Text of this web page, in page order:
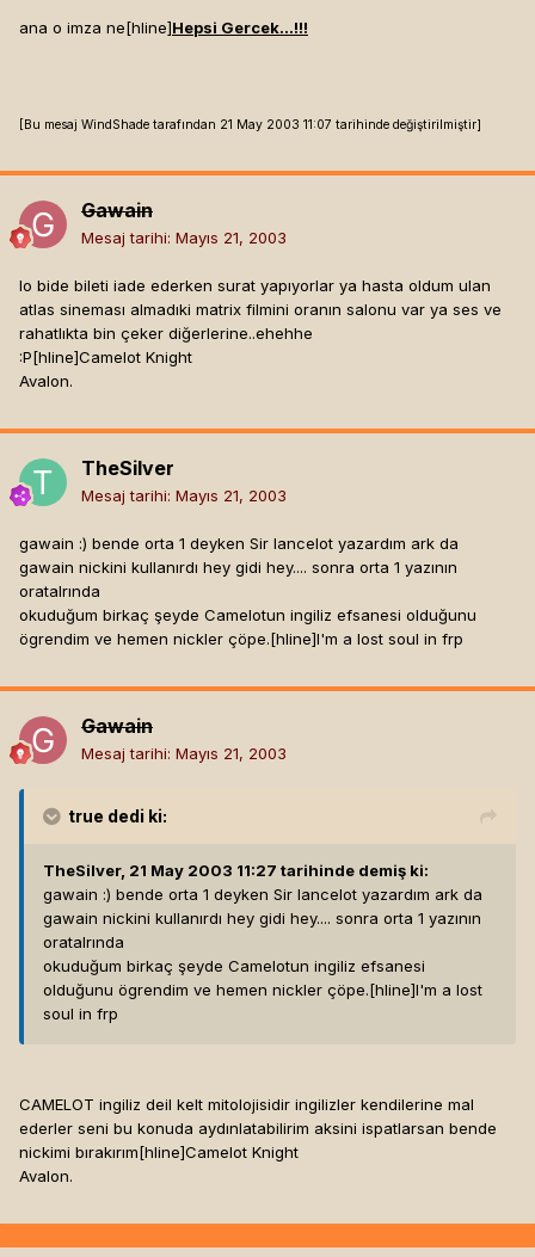
ana o imza ne[hline]Hepsi Gercek...!!!
[Bu mesaj WindShade tarafından 21 May 2003 11:07 tarihinde değiştirilmiştir]
Gawain
Mesaj tarihi: Mayıs 21, 2003
lo bide bileti iade ederken surat yapıyorlar ya hasta oldum ulan
atlas sineması almadıki matrix filmini oranın salonu var ya ses ve
rahatlıkta bin çeker diğerlerine..ehehhe
:P[hline]Camelot Knight
Avalon.
TheSilver
Mesaj tarihi: Mayıs 21, 2003
gawain :) bende orta 1 deyken Sir lancelot yazardım ark da
gawain nickini kullanırdı hey gidi hey.... sonra orta 1 yazının
oratalrında
okuduğum birkaç şeyde Camelotun ingiliz efsanesi olduğunu
ögrendim ve hemen nickler çöpe.[hline]I'm a lost soul in frp
Gawain
Mesaj tarihi: Mayıs 21, 2003
true dedi ki:
TheSilver, 21 May 2003 11:27 tarihinde demiş ki:
gawain :) bende orta 1 deyken Sir lancelot yazardım ark da
gawain nickini kullanırdı hey gidi hey.... sonra orta 1 yazının
oratalrında
okuduğum birkaç şeyde Camelotun ingiliz efsanesi
olduğunu ögrendim ve hemen nickler çöpe.[hline]I'm a lost
soul in frp
CAMELOT ingiliz deil kelt mitolojisidir ingilizler kendilerine mal
ederler seni bu konuda aydınlatabilirim aksini ispatlarsan bende
nickimi bırakırım[hline]Camelot Knight
Avalon.